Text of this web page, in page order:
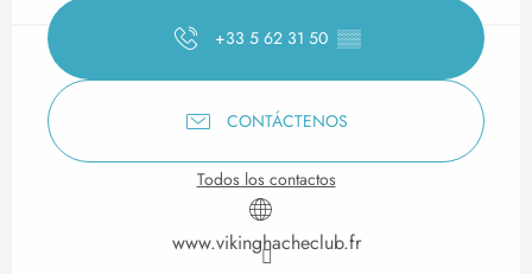
+33 5 62 31 50 ▒▒
CONTÁCTENOS
Todos los contactos
www.vikinghacheclub.fr